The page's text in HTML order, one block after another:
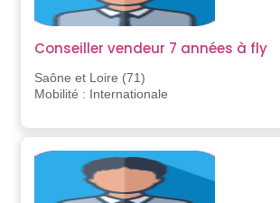
Conseiller vendeur 7 années à fly
Saône et Loire (71)
Mobilité : Internationale